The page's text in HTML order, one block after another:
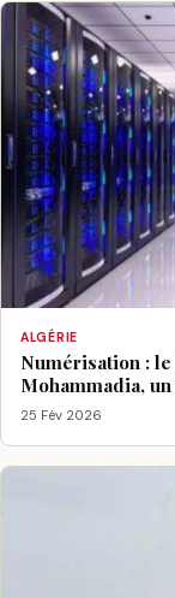
ALGÉRIE
Numérisation :
Mohammadia,
25 Fév 2026